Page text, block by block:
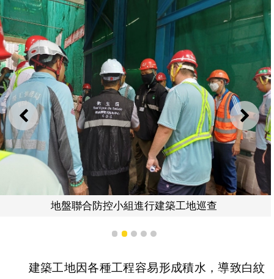
上一則 下一
地盤聯合防控小組進行建築工地巡查
1 2 3 4 5
建築工地因各種工程容易形成積水，導致白紋